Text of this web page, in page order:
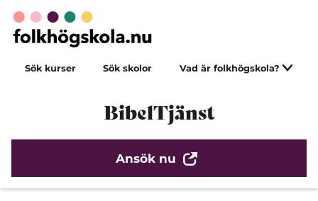
Sök kurser Sök skolor Vad är folkhögskola?
BibelTjänst
Ansök nu